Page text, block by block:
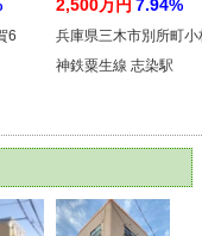
6
2,500万円 7.94%
兵庫県三木市別所町小
神鉄粟生線 志染駅